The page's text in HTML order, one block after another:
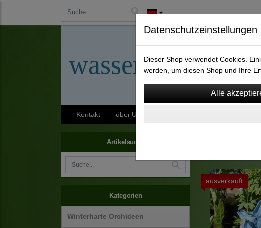
wassergarten-
Kontakt über Uns
Artikelsuche
Kategorien
Winterharte Orchideen
Stauden um
ausverkauft
Datenschutzeinstellungen
Dieser Shop verwendet Cookies.
werden, um diesen Shop und Ihre